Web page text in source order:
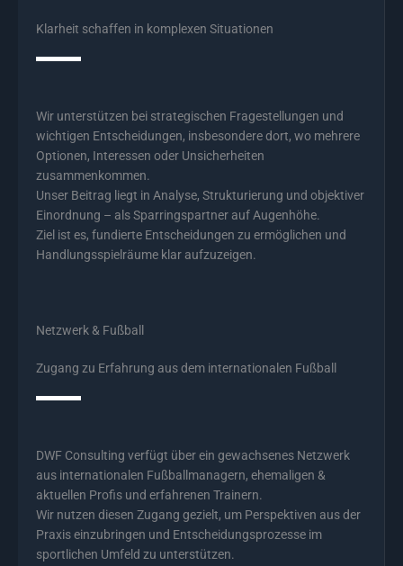
Klarheit schaffen in komplexen Situationen
Wir unterstützen bei strategischen Fragestellungen und
wichtigen Entscheidungen, insbesondere dort, wo mehrere
Optionen, Interessen oder Unsicherheiten
zusammenkommen.
Unser Beitrag liegt in Analyse, Strukturierung und objektiver
Einordnung – als Sparringspartner auf Augenhöhe.
Ziel ist es, fundierte Entscheidungen zu ermöglichen und
Handlungsspielräume klar aufzuzeigen.
Netzwerk & Fußball
Zugang zu Erfahrung aus dem internationalen Fußball
DWF Consulting verfügt über ein gewachsenes Netzwerk
aus internationalen Fußballmanagern, ehemaligen &
aktuellen Profis und erfahrenen Trainern.
Wir nutzen diesen Zugang gezielt, um Perspektiven aus der
Praxis einzubringen und Entscheidungsprozesse im
sportlichen Umfeld zu unterstützen.